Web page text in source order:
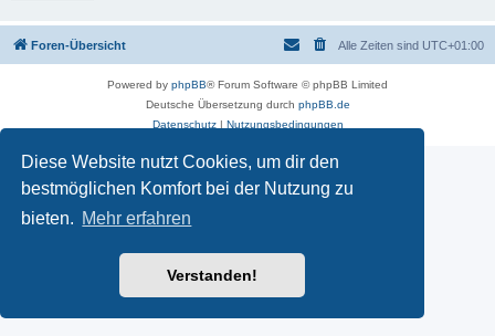
Diese Website nutzt Cookies, um dir den
bestmöglichen Komfort bei der Nutzung zu
bieten. Mehr erfahren
Verstanden!
Foren-Übersicht Alle Zeiten sind UTC+01:00
Powered by phpBB® Forum Software © phpBB Limited
Deutsche Übersetzung durch phpBB.de
Datenschutz| Nutzungsbedingungen